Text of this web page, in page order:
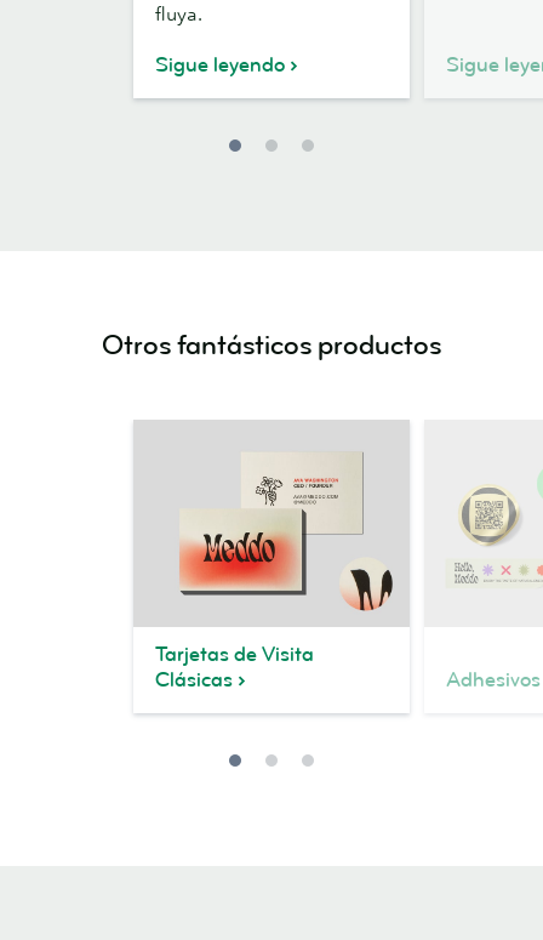
fluya.
Sigue leyendo Sigue
Otros fantásticos productos
Tarjetas de Visita
Clásicas